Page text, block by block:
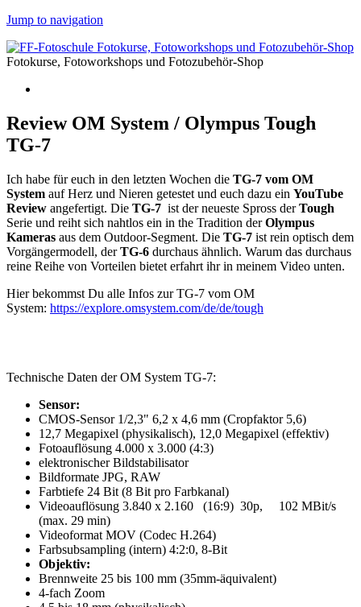
Jump to navigation
Fotokurse, Fotoworkshops und Fotozubehör-Shop
Review OM System / Olympus Tough
TG-7
Ich habe für euch in den letzten Wochen die TG-7 vom OM
System auf Herz und Nieren getestet und euch dazu ein YouTube
Review angefertigt. Die TG-7 ist der neueste Spross derTough
Serie und reiht sich nahtlos ein in the Tradition derOlympus
Kameras aus dem Outdoor-Segment. Die TG-7 ist rein optisch dem
Vorgängermodell, derTG-6 durchaus ähnlich. Warum das durchaus
reine Reihe von Vorteilen bietet erfahrt ihr in meinem Video unten.
Hier bekommst Du alle Infos zur TG-7 vom OM
System: https://explore.omsystem.com/de/de/tough
Technische Daten der OM System TG-7:
Sensor:
CMOS-Sensor 1/2,3" 6,2 x 4,6 mm (Cropfaktor 5,6)
12,7 Megapixel (physikalisch), 12,0 Megapixel (effektiv)
Fotoauflösung 4.000 x 3.000 (4:3)
elektronischer Bildstabilisator
Bildformate JPG, RAW
Farbtiefe 24 Bit (8 Bit pro Farbkanal)
Videoauflösung 3.840 x 2.160 (16:9) 30p, 102 MBit/s
(max. 29 min)
Videoformat MOV (Codec H.264)
Farbsubsampling (intern) 4:2:0, 8-Bit
Objektiv:
Brennweite 25 bis 100 mm (35mm-äquivalent)
4-fach Zoom